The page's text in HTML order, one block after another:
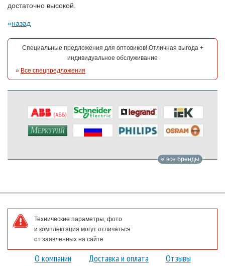
достаточно высокой.
назад
Специальные предложения для оптовиков! Отличная выгода +
индивидуальное обслуживание
» Все спецпредложения
все бренды
Технические параметры, фото
и комплектация могут отличаться
от заявленных на сайте
О компании Доставка и оплата
Отзывы